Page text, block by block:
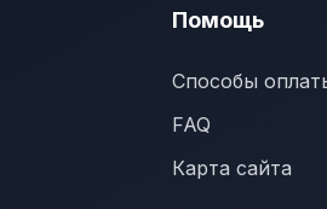
Помощь
Способы
FAQ
Карта сайта